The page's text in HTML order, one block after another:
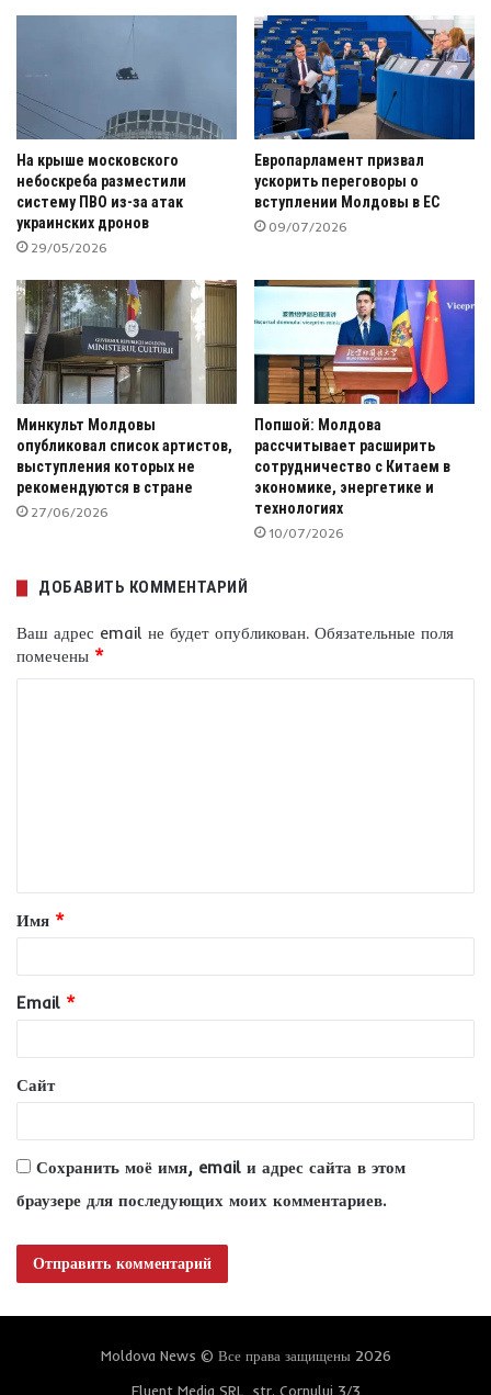
На крыше московского
небоскреба разместили
систему ПВО из-за атак
украинских дронов
29/05/2026
Европарламент призвал
ускорить переговоры о
вступлении Молдовы в ЕС
09/07/2026
Минкульт Молдовы
опубликовал список артистов,
выступления которых не
рекомендуются в стране
27/06/2026
Попшой: Молдова
рассчитывает расширить
сотрудничество с Китаем в
экономике, энергетике и
технологиях
10/07/2026
ДОБАВИТЬ КОММЕНТАРИЙ
Ваш адрес email не будет опубликован. Обязательные поля
помечены *
т
а
и
й
*
Имя *
Email *
Сайт
Сохранить моё имя, email и адрес сайта в этом
браузере для последующих моих комментариев.
Moldova News © Все права защищены 2026
Fluent Media SRL, str. Cornului 3/3